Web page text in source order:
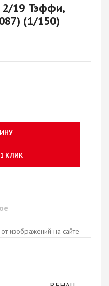
2/19 Тэффи,
(1/150)
КЛИК
изображений на сайте